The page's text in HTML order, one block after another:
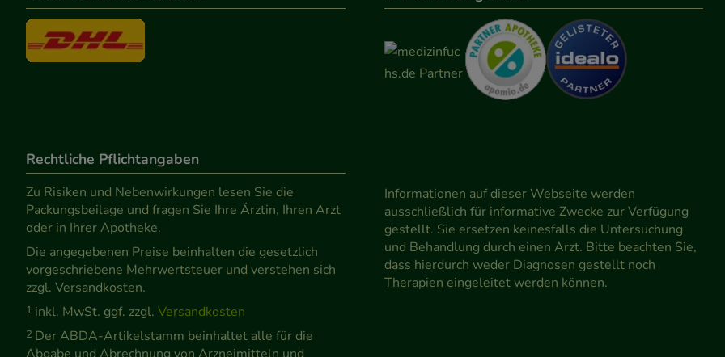
Rechtliche Pflichtangaben
Zu Risiken und Nebenwirkungen lesen Sie die
Packungsbeilage und fragen Sie Ihre Ärztin, Ihren Arzt
oder in Ihrer Apotheke.
Die angegebenen Preise beinhalten die gesetzlich
vorgeschriebene Mehrwertsteuer und verstehen sich
zzgl. Versandkosten.
1 inkl. MwSt. ggf. zzgl. Versandkosten
2 Der ABDA-Artikelstamm beinhaltet alle für die
Informationen auf dieser Webseite werden
ausschließlich für informative Zwecke zur Verfügung
gestellt. Sie ersetzen keinesfalls die Untersuchung
und Behandlung durch einen Arzt. Bitte beachten Sie,
dass hierdurch weder Diagnosen gestellt noch
Therapien eingeleitet werden können.